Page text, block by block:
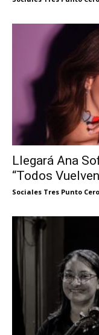
Llegará Ana
“Todos
Sociales Tres Punto Cero